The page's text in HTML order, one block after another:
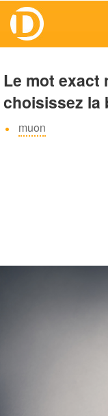
Le mot exact
choisissez la
muon